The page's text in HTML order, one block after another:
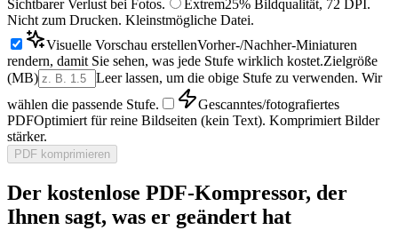
Sichtbarer Verlust bei Fotos.
Extrem25% Bildqualität, 72 DPI.
Nicht zum Drucken. Kleinstmögliche Datei.
Visuelle Vorschau erstellenVorher-/Nachher-Miniaturen
rendern, damit Sie sehen, was jede Stufe wirklich kostet.Zielgröße
(MB)
Leer lassen, um die obige Stufe zu verwenden. Wir
wählen die passende Stufe.
Gescanntes/fotografiertes
PDFOptimiert für reine Bildseiten (kein Text). Komprimiert Bilder
stärker.
PDF komprimieren
Der kostenlose PDF-Kompressor, der
Ihnen sagt, was er geändert hat